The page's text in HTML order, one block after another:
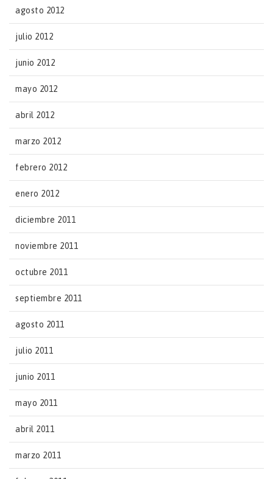
agosto 2012
julio 2012
junio 2012
mayo 2012
abril 2012
marzo 2012
febrero 2012
enero 2012
diciembre 2011
noviembre 2011
octubre 2011
septiembre 2011
agosto 2011
julio 2011
junio 2011
mayo 2011
abril 2011
marzo 2011